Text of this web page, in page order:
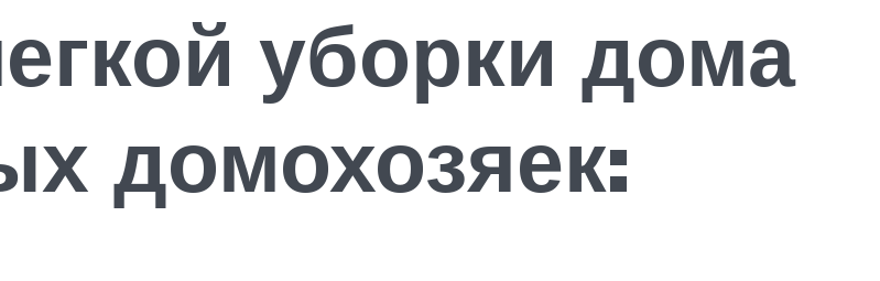
уборки дома
домохозяек: